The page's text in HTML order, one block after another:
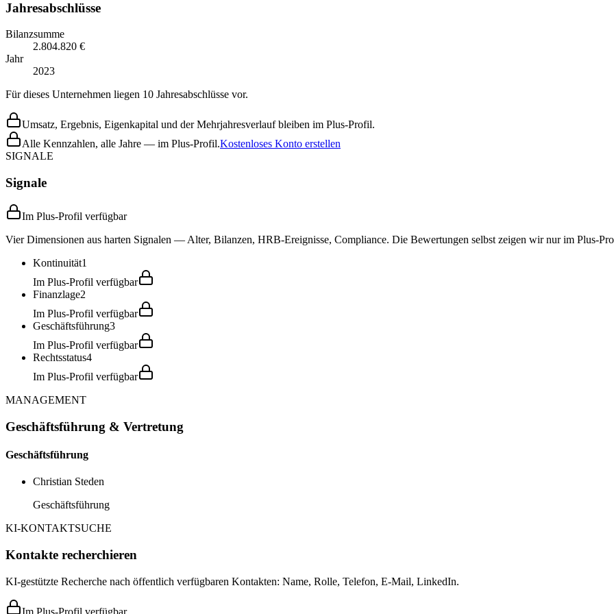
Jahresabschlüsse
Bilanzsumme
2.804.820 €
Jahr
2023
Für dieses Unternehmen liegen 10 Jahresabschlüsse vor.
Umsatz, Ergebnis, Eigenkapital und der Mehrjahresverlauf bleiben im Plus-Profil.
Alle Kennzahlen, alle Jahre — im Plus-Profil.Kostenloses Konto erstellen
SIGNALE
Signale
Im Plus-Profil verfügbar
Vier Dimensionen aus harten Signalen — Alter, Bilanzen, HRB-Ereignisse, Compliance. Die Bewertungen selbst zeigen wir nur im Plus-
Kontinuität1
Im Plus-Profil verfügbar
Finanzlage2
Im Plus-Profil verfügbar
Geschäftsführung3
Im Plus-Profil verfügbar
Rechtsstatus4
Im Plus-Profil verfügbar
MANAGEMENT
Geschäftsführung & Vertretung
Geschäftsführung
Christian Steden
Geschäftsführung
KI-KONTAKTSUCHE
Kontakte recherchieren
KI-gestützte Recherche nach öffentlich verfügbaren Kontakten: Name, Rolle, Telefon, E-Mail, LinkedIn.
Im Plus-Profil verfügbar